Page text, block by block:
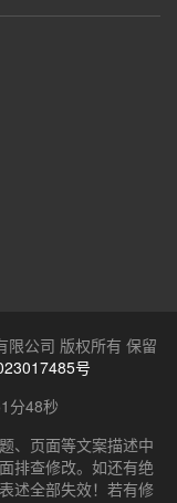
公司 版权所有 保留
号
分49秒
、页面等文案描述中
排查修改。如还有绝
述全部失效！若有修